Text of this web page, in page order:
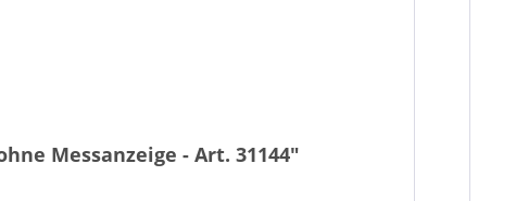
Messanzeige - Art. 31144"